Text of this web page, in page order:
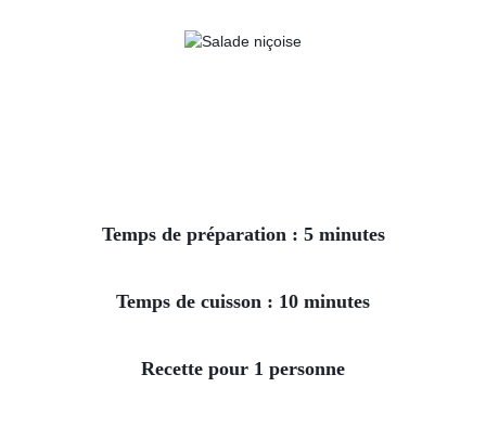
Temps de préparation : 5 minutes
Temps de cuisson : 10 minutes
Recette pour 1 personne